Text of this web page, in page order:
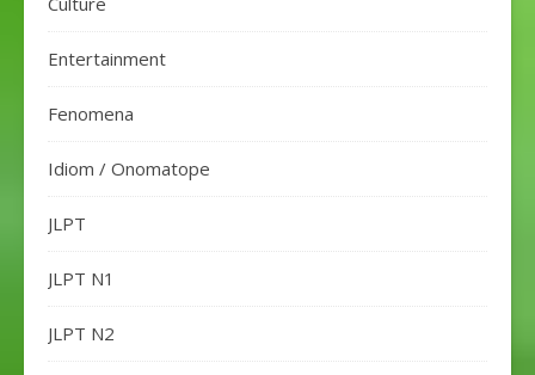
Entertainment
Fenomena
Idiom / Onomatope
JLPT
JLPT N1
JLPT N2